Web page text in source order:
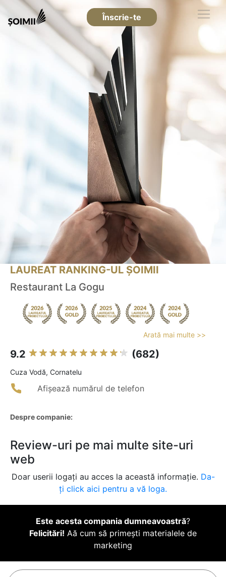
Înscrie-te
LAUREAT RANKING-UL ȘOIMII
Restaurant La Gogu
Arată mai multe >>
9.2 (682)
Cuza Vodă, Cornatelu
Afișează numărul de telefon
Despre companie:
Review-uri pe mai multe site-uri
web
Doar userii logați au acces la această informație. Da-
ți click aici pentru a vă loga.
Este acesta compania dumneavoastră?
Felicitări! Aă cum să primești materialele de
marketing